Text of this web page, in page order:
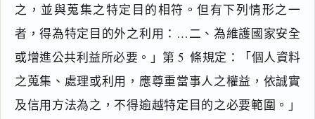
之，並與蒐集之特定目的相符。但有下列情形之一
者，得為特定目的外之利用：…二、為維護國家安全
或增進公共利益所必要。」第 5  條規定：「個人資料
之蒐集、處理或利用，應尊重當事人之權益，依誠實
及信用方法為之，不得逾越特定目的之必要範圍。」